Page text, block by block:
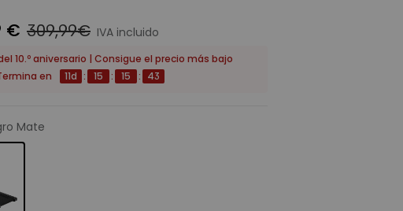
€ 309,99€ IVA incluido
10.º aniversario | Consigue el precio más bajo
en 11d : 15 : 15 : 42
Mate